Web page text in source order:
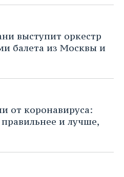
выступит оркестр
балета из Москвы и
от коронавируса:
и лучше,